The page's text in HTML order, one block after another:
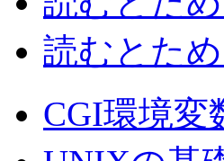
読むとた
CGI環境変